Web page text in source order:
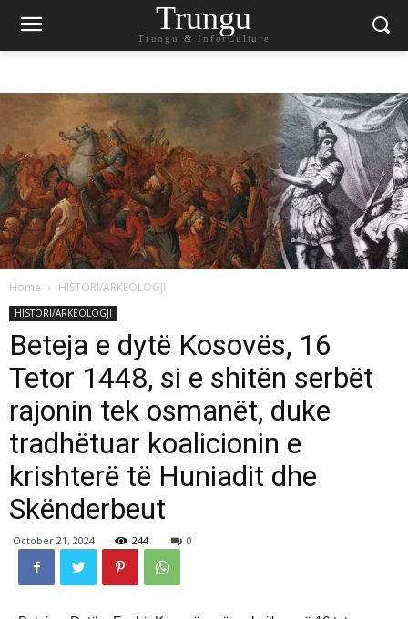
Trungu
Trungu & InforCulture
Home HISTORI/ARKEOLOGJI
HISTORI/ARKEOLOGJI
Beteja e dytë Kosovës, 16
Tetor 1448, si e shitën serbët
rajonin tek osmanët, duke
tradhëtuar koalicionin e
krishterë të Huniadit dhe
Skënderbeut
October 21, 2024 244 0